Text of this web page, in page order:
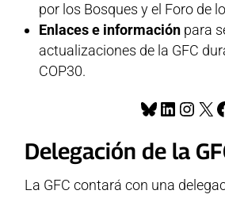
por los Bosques y el Foro de
Enlaces e información para
actualizaciones de la GFC
COP30.
BlueskyX
Delegación de la
La GFC contará con una